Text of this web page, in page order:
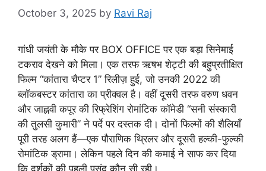
October 3, 2025 by Ravi Raj
गांधी जयंती के मौके पर BOX OFFICE पर एक बड़ा सिनेमाई
टकराव देखने को मिला। एक तरफ ऋषभ शेट्टी की बहुप्रतीक्षित
फिल्म “कांतारा चैप्टर 1” रिलीज़ हुई, जो उनकी 2022 की
ब्लॉकबस्टर कांतारा का प्रीक्वल है। वहीं दूसरी तरफ वरुण धवन
और जाह्नवी कपूर की रिफ्रेशिंग रोमांटिक कॉमेडी “सनी संस्कारी
की तुलसी कुमारी” ने पर्दे पर दस्तक दी। दोनों फिल्मों की शैलियाँ
पूरी तरह अलग हैं—एक पौराणिक थ्रिलर और दूसरी हल्की-फुल्की
रोमांटिक ड्रामा। लेकिन पहले दिन की कमाई ने साफ कर दिया
कि दर्शकों की पहली पसंद कौन सी रही।